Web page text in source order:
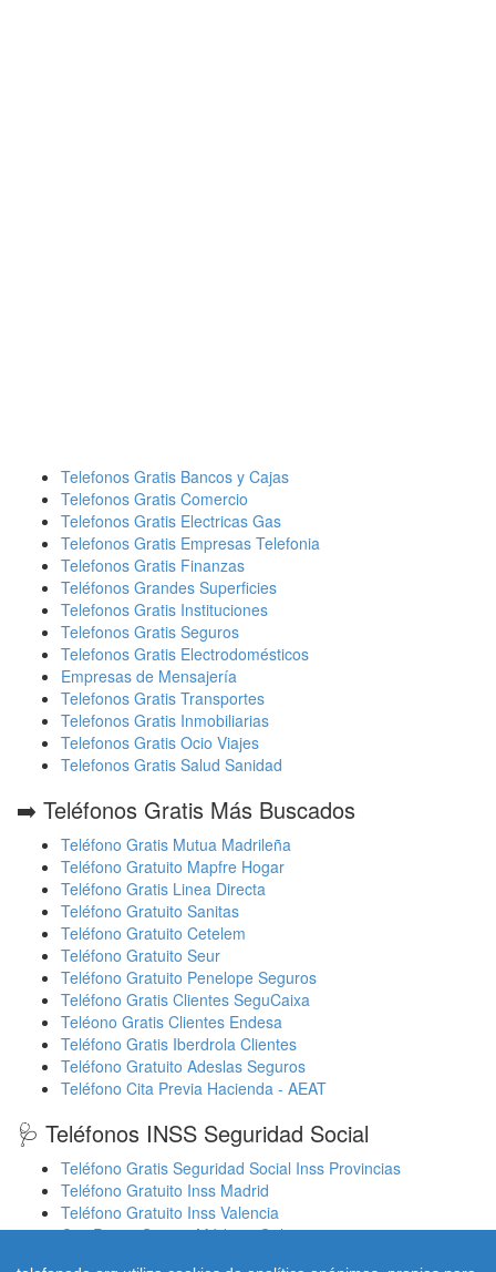
Telefonos Gratis Bancos y Cajas
Telefonos Gratis Comercio
Telefonos Gratis Electricas Gas
Telefonos Gratis Empresas Telefonia
Telefonos Gratis Finanzas
Teléfonos Grandes Superficies
Telefonos Gratis Instituciones
Telefonos Gratis Seguros
Telefonos Gratis Electrodomésticos
Empresas de Mensajería
Telefonos Gratis Transportes
Telefonos Gratis Inmobiliarias
Telefonos Gratis Ocio Viajes
Telefonos Gratis Salud Sanidad
➡️ Teléfonos Gratis Más Buscados
Teléfono Gratis Mutua Madrileña
Teléfono Gratuito Mapfre Hogar
Teléfono Gratis Linea Directa
Teléfono Gratuito Sanitas
Teléfono Gratuito Cetelem
Teléfono Gratuito Seur
Teléfono Gratuito Penelope Seguros
Teléfono Gratis Clientes SeguCaixa
Teléono Gratis Clientes Endesa
Teléfono Gratis Iberdrola Clientes
Teléfono Gratuito Adeslas Seguros
Teléfono Cita Previa Hacienda - AEAT
🩺 Teléfonos INSS Seguridad Social
Teléfono Gratis Seguridad Social Inss Provincias
Teléfono Gratuito Inss Madrid
Teléfono Gratuito Inss Valencia
Cita Previa Sergas Médicos Galicia